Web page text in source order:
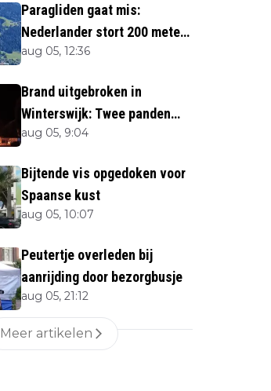
Paragliden gaat mis:
Nederlander stort 200 meter
naar beneden
aug 05, 12:36
Brand uitgebroken in
Winterswijk: Twee panden
verloren
aug 05, 9:04
Bijtende vis opgedoken voor
Spaanse kust
aug 05, 10:07
Peutertje overleden bij
aanrijding door bezorgbusje
aug 05, 21:12
Meer artikelen